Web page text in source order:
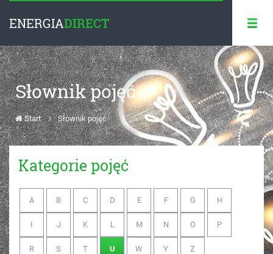
ENERGIADIRECT
Słownik pojęć
Start Słownik pojęć
Kategorie pojęć
A B C D E F G H
I J K L M N O P
R S T U W Y Z